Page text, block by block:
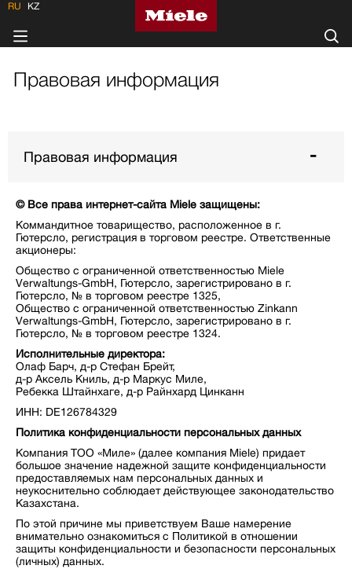
Правовая информация
Правовая информация
© Все права интернет-сайта Miele защищены:
Коммандитное товарищество, расположенное в г.
Гютерсло, регистрация в торговом реестре. Ответственные
акционеры:
Общество с ограниченной ответственностью Miele
Verwaltungs-GmbH, Гютерсло, зарегистрировано в г.
Гютерсло, № в торговом реестре 1325,
Общество с ограниченной ответственностью Zinkann
Verwaltungs-GmbH, Гютерсло, зарегистрировано в г.
Гютерсло, № в торговом реестре 1324.
Исполнительные директора:
Олаф Барч, д-р Стефан Брейт,
д-р Аксель Книль, д-р Маркус Миле,
Ребекка Штайнхаге, д-р Райнхард Цинканн
ИНН: DE126784329
Политика конфиденциальности персональных данных
Компания ТОО «Миле» (далее компания Miele) придает
большое значение надежной защите конфиденциальности
предоставляемых нам персональных данных и
неукоснительно соблюдает действующее законодательство
Казахстана.
По этой причине мы приветствуем Ваше намерение
внимательно ознакомиться с Политикой в отношении
защиты конфиденциальности и безопасности персональных
(личных) данных.
RU KZ